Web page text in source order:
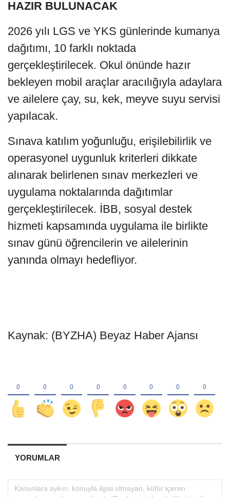
HAZIR BULUNACAK
2026 yılı LGS ve YKS günlerinde kumanya
dağıtımı, 10 farklı noktada
gerçekleştirilecek. Okul önünde hazır
bekleyen mobil araçlar aracılığıyla adaylara
ve ailelere çay, su, kek, meyve suyu servisi
yapılacak.
Sınava katılım yoğunluğu, erişilebilirlik ve
operasyonel uygunluk kriterleri dikkate
alınarak belirlenen sınav merkezleri ve
uygulama noktalarında dağıtımlar
gerçekleştirilecek. İBB, sosyal destek
hizmeti kapsamında uygulama ile birlikte
sınav günü öğrencilerin ve ailelerinin
yanında olmayı hedefliyor.
Kaynak: (BYZHA) Beyaz Haber Ajansı
YORUMLAR